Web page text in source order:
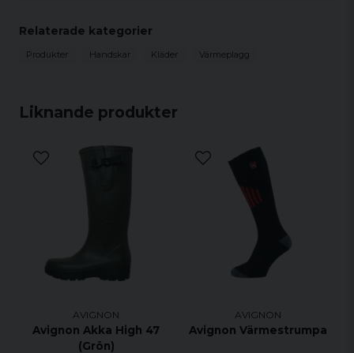
Liknande produkter
AVIGNON
Avignon Akka High 47
(Grön)
AVIGNON
Avignon Värmestrumpa
Värmetiden räcker längre om värmen sätts på
man sin egen kroppsvärme. Fingervanten är även
vattenavstötande. Fingervanten har en 5V
Värmen regleras med ett enkelt knapptryck på
knappen som sitter på ovansidan av mudden.
2 st 5V 3000mAh Powerbanks ingår vid köp av
Relaterade kategorier
Produkter Handskar Kläder Värmeplagg